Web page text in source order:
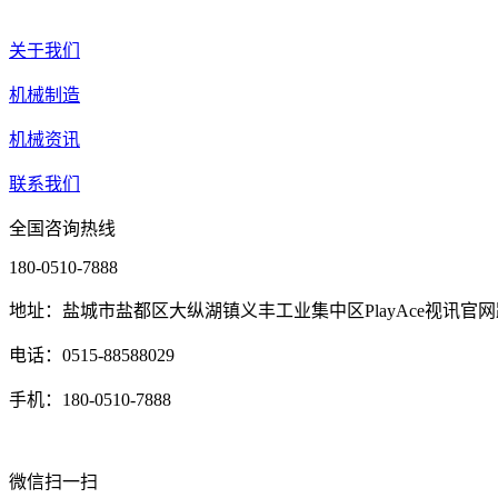
关于我们
机械制造
机械资讯
联系我们
全国咨询热线
180-0510-7888
地址：盐城市盐都区大纵湖镇义丰工业集中区PlayAce视讯官
电话：0515-88588029
手机：180-0510-7888
微信扫一扫